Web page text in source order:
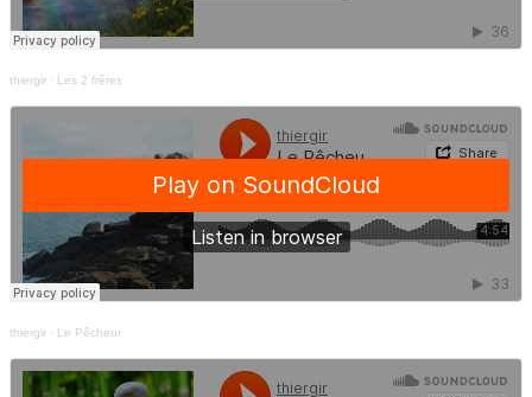
thiergir · Les 2 frêres
thiergir · Le Pêcheur